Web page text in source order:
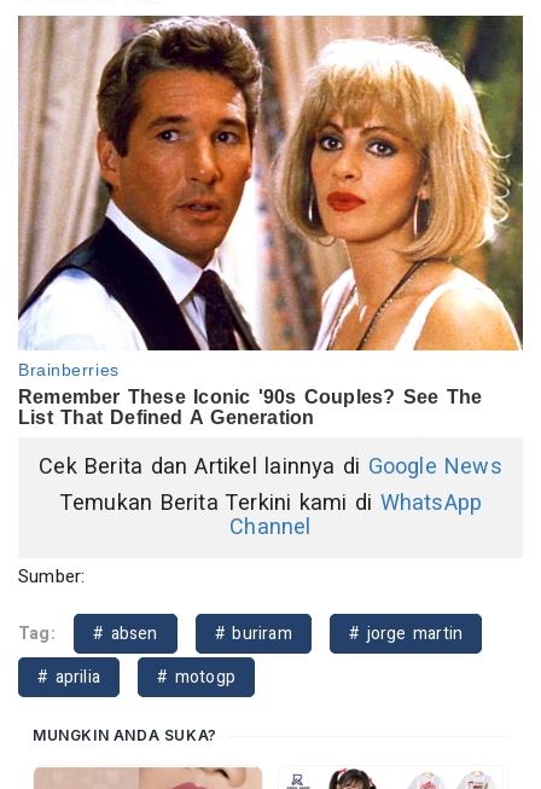
Cek Berita dan Artikel lainnya di Google News
Temukan Berita Terkini kami di WhatsApp
Channel
Sumber:
Tag: # absen # buriram
# jorge martin
# aprilia
# motogp